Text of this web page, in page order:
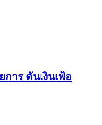
าร ดันเงินเฟ้อ